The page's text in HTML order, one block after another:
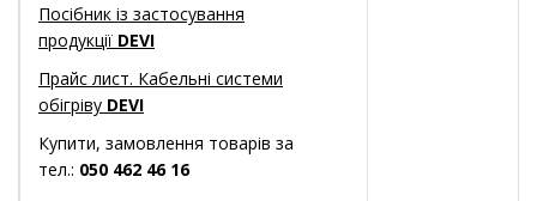
Посібник із застосування
продукції DEVI
Прайс лист. Кабельні системи
обігріву DEVI
Купити, замовлення товарів за
тел.: 050 462 46 16